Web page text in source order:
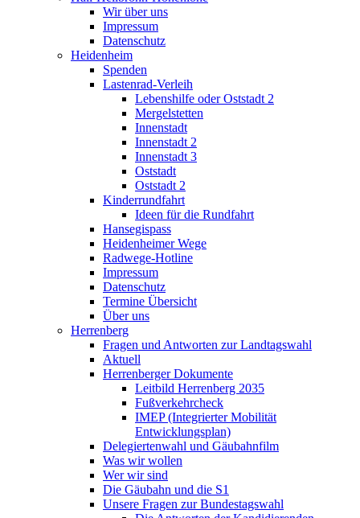
Wir über uns
Impressum
Datenschutz
Heidenheim
Spenden
Lastenrad-Verleih
Lebenshilfe oder Oststadt 2
Mergelstetten
Innenstadt
Innenstadt 2
Innenstadt 3
Oststadt
Oststadt 2
Kinderrundfahrt
Ideen für die Rundfahrt
Hansegispass
Heidenheimer Wege
Radwege-Hotline
Impressum
Datenschutz
Termine Übersicht
Über uns
Herrenberg
Fragen und Antworten zur Landtagswahl
Aktuell
Herrenberger Dokumente
Leitbild Herrenberg 2035
Fußverkehrcheck
IMEP (Integrierter Mobilität
Entwicklungsplan)
Delegiertenwahl und Gäubahnfilm
Was wir wollen
Wer wir sind
Die Gäubahn und die S1
Unsere Fragen zur Bundestagswahl